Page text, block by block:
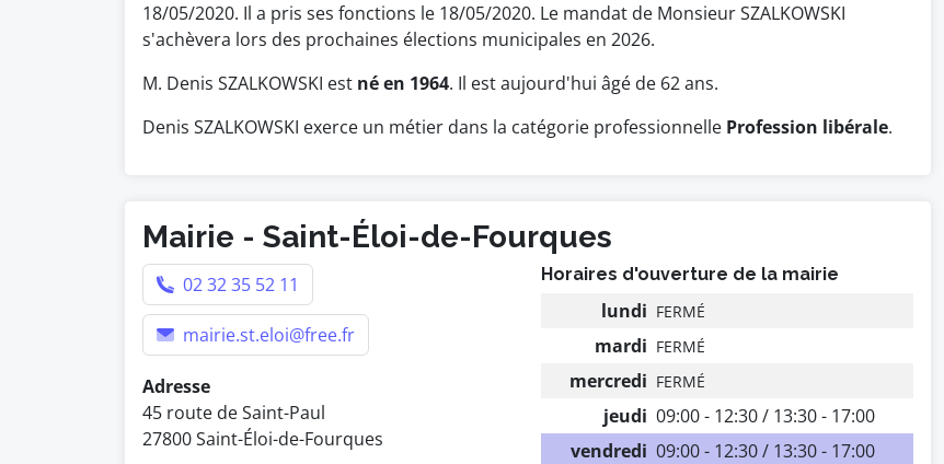
18/05/2020. Il a pris ses fonctions le 18/05/2020. Le mandat de Monsieur SZALKOWSKI
s'achèvera lors des prochaines élections municipales en 2026.
M. Denis SZALKOWSKI est né en 1964. Il est aujourd'hui âgé de 62 ans.
Denis SZALKOWSKI exerce un métier dans la catégorie professionnelle Profession libérale.
Mairie - Saint-Éloi-de-Fourques
02 32 35 52 11
mairie.st.eloi@free.fr
Adresse
45 route de Saint-Paul
27800 Saint-Éloi-de-Fourques
Horaires d'ouverture de la mairie
lundi FERMÉ
mardi FERMÉ
mercredi FERMÉ
jeudi 09:00 - 12:30 / 13:30 - 17:00
vendredi 09:00 - 12:30 / 13:30 - 17:00